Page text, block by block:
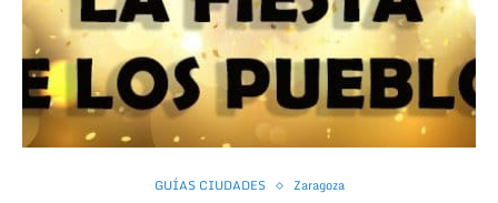
GUÍAS CIUDADES Zaragoza